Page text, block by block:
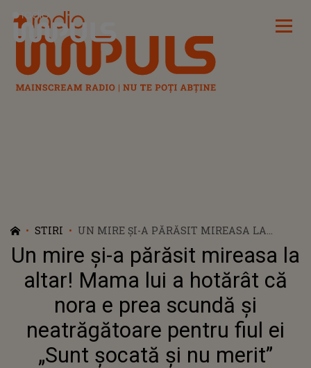
Radio Impuls
STIRI
UN MIRE ȘI-A PĂRĂSIT MIREASA LA
ALTAR! MAMA LUI A HOTĂRÂT CĂ NORA E
PREA SCUNDĂ ȘI NEATRĂGĂTOARE
PENTRU FIUL EI „SUNT ȘOCATĂ ȘI NU
MERIT”
Un mire și-a părăsit mireasa la
altar! Mama lui a hotărât că
nora e prea scundă și
neatrăgătoare pentru fiul ei
„Sunt șocată și nu merit”